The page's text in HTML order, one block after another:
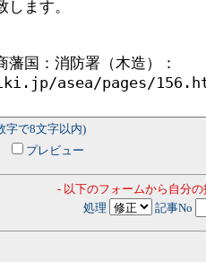
字で8文字以内)
プレビュー
- 以下のフォームから自分
処理
記事No